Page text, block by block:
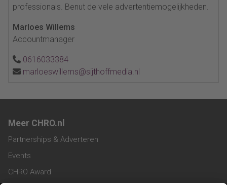
professionals. Benut de vele advertentiemogelijkheden.
Marloes Willems
Accountmanager
0616033384
marloeswillems@sijthoffmedia.nl
Meer CHRO.nl
Partnerships & Adverteren
Events
CHRO Award